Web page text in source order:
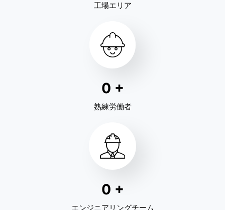
工場エリア
0 +
熟練労働者
0 +
エンジニアリングチーム